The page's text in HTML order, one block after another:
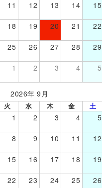
11 12 13 14 15
18 19 20 21 22
25 26 27 28 29
1 2 3 4 5
2026年 9月
火 水 木 金 土
1 2 3 4 5
8 9 10 11 12
15 16 17 18 19
22 23 24 25 26